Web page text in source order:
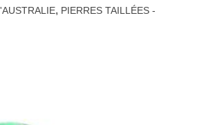
, PIERRES TAILLÉES -